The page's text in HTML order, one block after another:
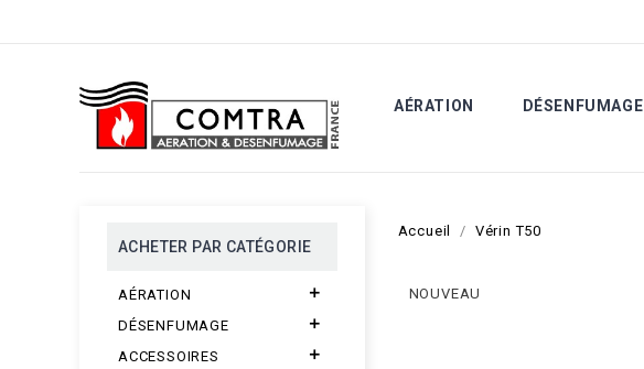
AÉRATION DÉSENFUMAGE
ACHETER PAR CATÉGORIE
AÉRATION 
DÉSENFUMAGE 
ACCESSOIRES 
Accueil Vérin T50
NOUVEAU